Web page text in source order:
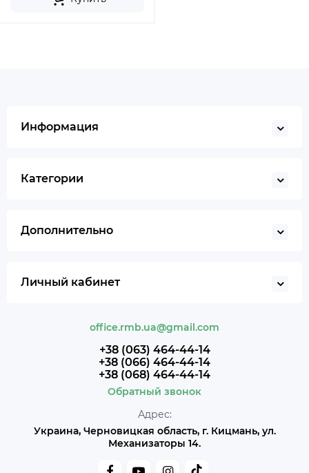
Информация
Категории
Дополнительно
Личный кабинет
office.rmb.ua@gmail.com
+38 (063) 464-44-14
+38 (066) 464-44-14
+38 (068) 464-44-14
Обратный звонок
Адрес:
Украина, Черновицкая область, г. Кицмань, ул.
Механизаторы 14.